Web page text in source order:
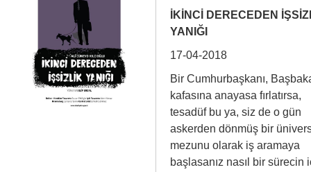
İKİNCİ DERECEDEN
YANIĞI
17-04-2018
Bir Cumhurbaşkanı,
kafasına anayasa fırlatırsa,
tesadüf bu ya, siz de o gün
askerden dönmüş bir
mezunu olarak iş aramaya
başlasanız nasıl bir sürecin